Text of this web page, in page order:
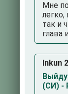
Мне
легко,
так и
глава
Inkun
(СИ) -